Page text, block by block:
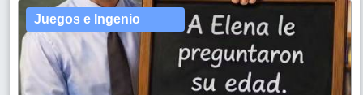
Juegos e Ingenio